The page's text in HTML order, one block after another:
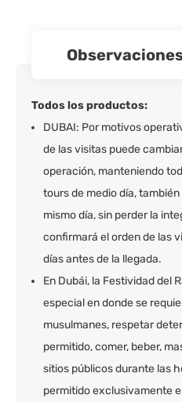
Todos los productos:
DUBAI: Por motivos
de las visitas puede
operación, manteniendo
tours de medio día,
mismo día, sin perder la
confirmará el orden de las
días antes de la llegada.
En Dubái, la Festividad del
especial en donde se
musulmanes, respetar
permitido, comer, beber,
sitios públicos durante las
permitido exclusivamente